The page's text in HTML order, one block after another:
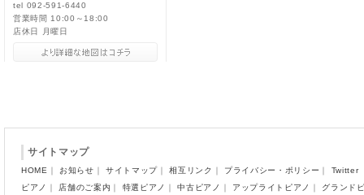
tel 092-591-6440
営業時間 10:00～18:00
店休日 月曜日
サイトマップ
HOME ｜ お知らせ ｜サイトマップ ｜相互リンク ｜ プライバシー・ポリシー ｜ Twitter
ピアノ
｜ 店舗のご案内 ｜ 特選ピアノ ｜中古ピアノ ｜ アップライトピアノ ｜ グランド